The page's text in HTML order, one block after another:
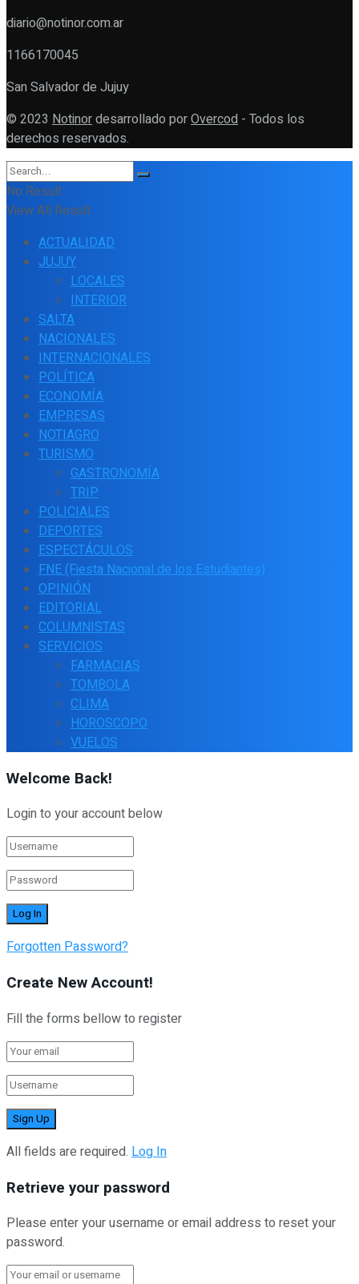
diario@notinor.com.ar
1166170045
San Salvador de Jujuy
© 2023 Notinordesarrollado porOvercod - Todos los
derechos reservados.
No Result
View All Result
ACTUALIDAD
JUJUY
LOCALES
INTERIOR
SALTA
NACIONALES
INTERNACIONALES
POLÍTICA
ECONOMÍA
EMPRESAS
NOTIAGRO
TURISMO
GASTRONOMÍA
TRIP
POLICIALES
DEPORTES
ESPECTÁCULOS
FNE (Fiesta Nacional de los Estudiantes)
OPINIÓN
EDITORIAL
COLUMNISTAS
SERVICIOS
FARMACIAS
TOMBOLA
CLIMA
HOROSCOPO
VUELOS
Welcome Back!
Login to your account below
Forgotten Password?
Create New Account!
Fill the forms bellow to register
All fields are required. Log In
Retrieve your password
Please enter your username or email address to reset your
password.